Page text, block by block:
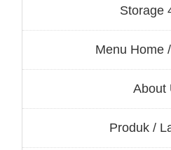
Storage
Menu Home
About
Produk /